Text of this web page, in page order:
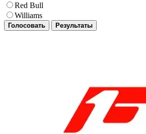
Red Bull
Williams
Голосовать Результаты